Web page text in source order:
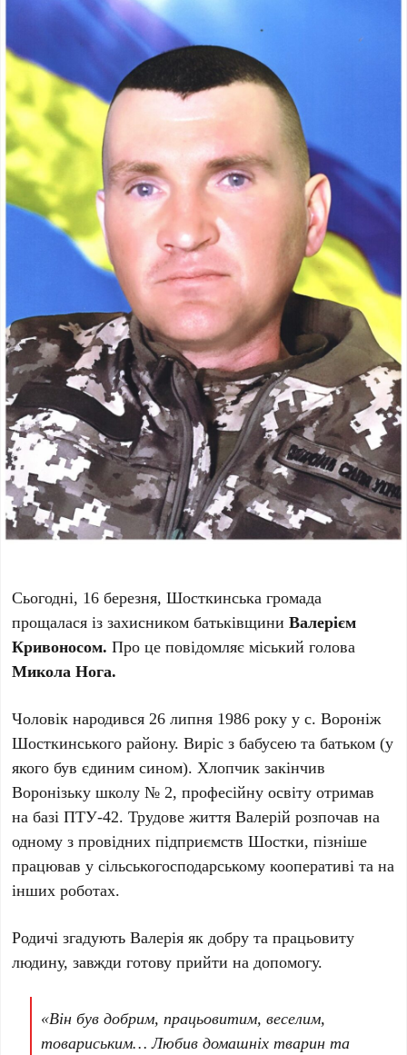
Сьогодні, 16 березня, Шосткинська громада
прощалася із захисником батьківщиниВалерієм
Кривоносом.Про це повідомляє міський голова
Микола Нога.
Чоловік народився 26 липня 1986 року у с. Вороніж
Шосткинського району. Виріс з бабусею та батьком (у
якого був єдиним сином). Хлопчик закінчив
Воронізьку школу № 2, професійну освіту отримав
на базі ПТУ-42. Трудове життя Валерій розпочав на
одному з провідних підприємств Шостки, пізніше
працював у сільськогосподарському кооперативі та на
інших роботах.
Родичі згадують Валерія як добру та працьовиту
людину, завжди готову прийти на допомогу.
«Він був добрим, працьовитим, веселим,
товариським… Любив домашніх тварин та